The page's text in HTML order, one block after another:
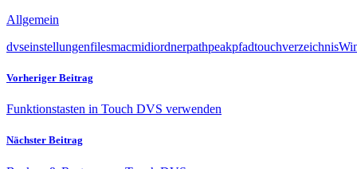
Allgemein
dvseinstellungenfilesmacmidiordnerpathpeakpfadtouchverzeichnis
Vorheriger Beitrag
Funktionstasten in Touch DVS verwenden
Nächster Beitrag